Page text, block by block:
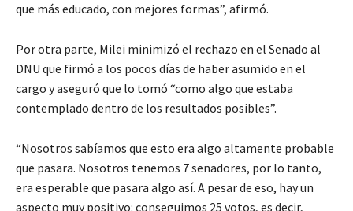
que más educado, con mejores formas”, afirmó.
Por otra parte, Milei minimizó el rechazo en el Senado al
DNU que firmó a los pocos días de haber asumido en el
cargo y aseguró que lo tomó “como algo que estaba
contemplado dentro de los resultados posibles”.
“Nosotros sabíamos que esto era algo altamente probable
que pasara. Nosotros tenemos 7 senadores, por lo tanto,
era esperable que pasara algo así. A pesar de eso, hay un
aspecto muy positivo: conseguimos 25 votos, es decir,